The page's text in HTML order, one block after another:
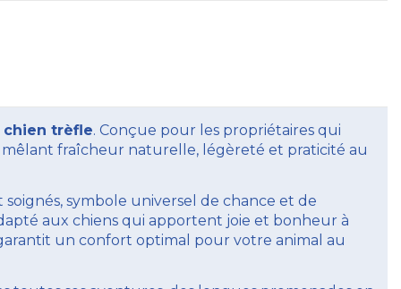
trèfle. Conçue pour les propriétaires qui
fraîcheur naturelle, légèreté et praticité au
symbole universel de chance et de
aux chiens qui apportent joie et bonheur à
un confort optimal pour votre animal au